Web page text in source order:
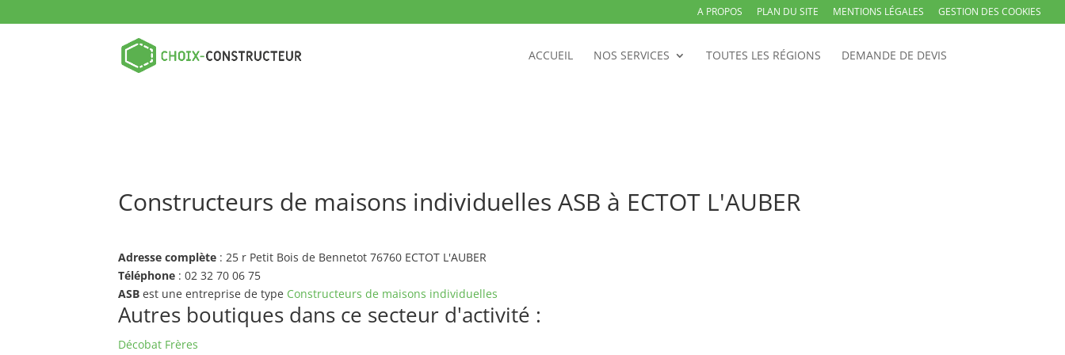
A PROPOS PLAN DU SITE MENTIONS LÉGALES GESTION DES COOKIES
ACCUEIL NOS SERVICES TOUTES LES RÉGIONS DEMANDE DE DEVIS
Constructeurs de maisons individuelles ASB à ECTOT L'AUBER
Adresse complète : 25 r Petit Bois de Bennetot 76760 ECTOT L'AUBER
Téléphone : 02 32 70 06 75
ASB est une entreprise de type Constructeurs de maisons individuelles
Autres boutiques dans ce secteur d'activité :
Décobat Frères